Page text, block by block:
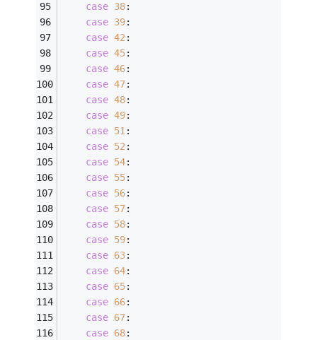
case 38:
case 39:
case 42:
case 45:
case 46:
case 47:
case 48:
case 49:
case 51:
case 52:
case 54:
case 55:
case 56:
case 57:
case 58:
case 59:
case 63:
case 64:
case 65:
case 66:
case 67:
case 68: